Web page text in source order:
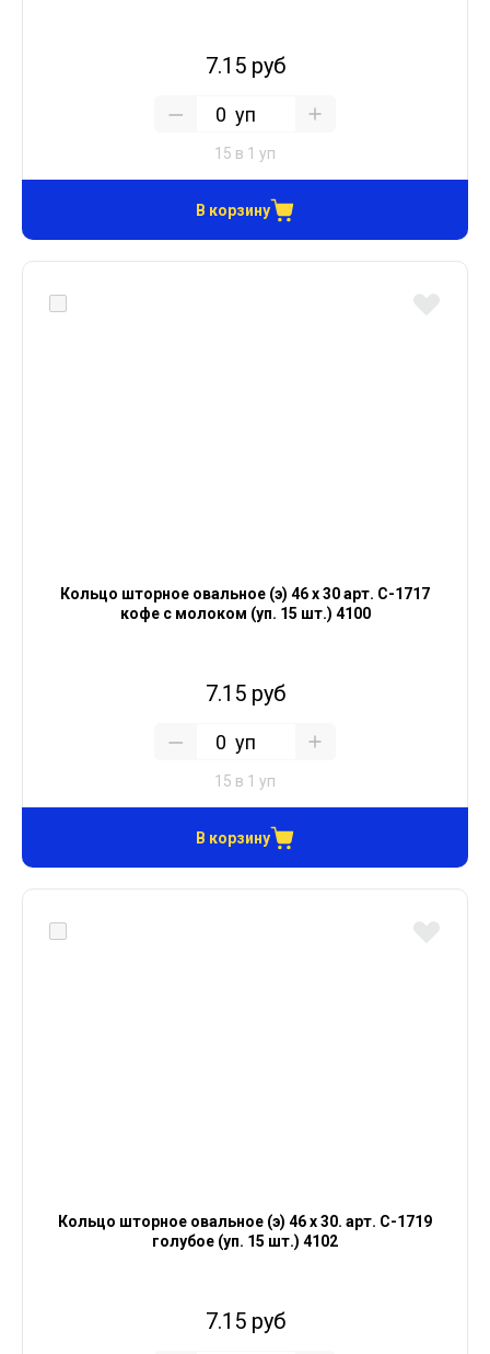
7.15 руб
уп
15 в 1 уп
В корзину
Кольцо шторное овальное (э) 46 х 30 арт. С-1717
кофе с молоком (уп. 15 шт.) 4100
7.15 руб
уп
15 в 1 уп
В корзину
Кольцо шторное овальное (э) 46 х 30. арт. С-1719
голубое (уп. 15 шт.) 4102
7.15 руб